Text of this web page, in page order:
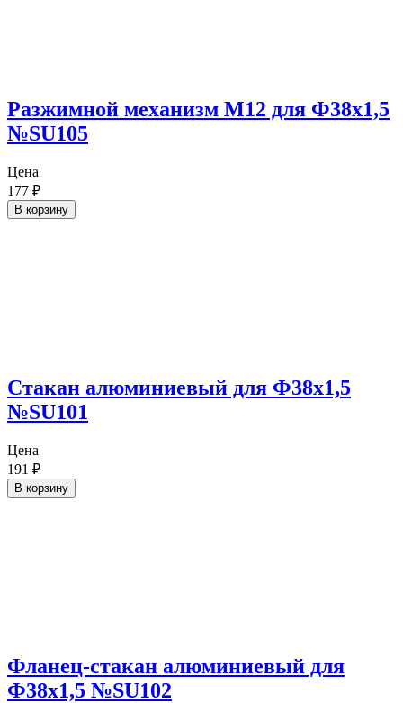
Разжимной механизм М12 для Ф38х1,5
№SU105
Цена
177 ₽
В корзину
Cтакан алюминиевый для Ф38х1,5
№SU101
Цена
191 ₽
В корзину
Фланец-стакан алюминиевый для
Ф38х1,5 №SU102